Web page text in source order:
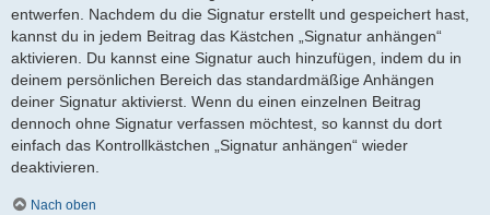
entwerfen. Nachdem du die Signatur erstellt und gespeichert hast,
kannst du in jedem Beitrag das Kästchen „Signatur anhängen“
aktivieren. Du kannst eine Signatur auch hinzufügen, indem du in
deinem persönlichen Bereich das standardmäßige Anhängen
deiner Signatur aktivierst. Wenn du einen einzelnen Beitrag
dennoch ohne Signatur verfassen möchtest, so kannst du dort
einfach das Kontrollkästchen „Signatur anhängen“ wieder
deaktivieren.
Nach oben